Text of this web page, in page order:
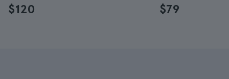
$120 $79